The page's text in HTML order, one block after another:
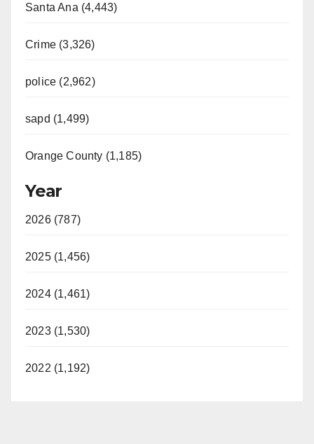
Santa Ana (4,443)
Crime (3,326)
police (2,962)
sapd (1,499)
Orange County (1,185)
Year
2026 (787)
2025 (1,456)
2024 (1,461)
2023 (1,530)
2022 (1,192)